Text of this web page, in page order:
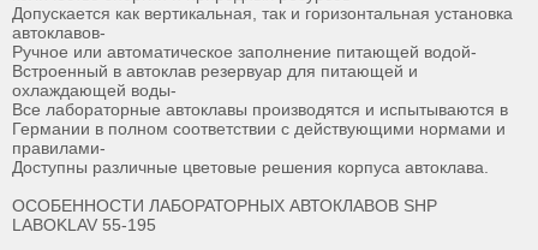
Допускается как вертикальная, так и горизонтальная установка
автоклавов-
Ручное или автоматическое заполнение питающей водой-
Встроенный в автоклав резервуар для питающей и
охлаждающей воды-
Все лабораторные автоклавы производятся и испытываются в
Германии в полном соответствии с действующими нормами и
правилами-
Доступны различные цветовые решения корпуса автоклава.
ОСОБЕННОСТИ ЛАБОРАТОРНЫХ АВТОКЛАВОВ SHP
LABOKLAV 55-195